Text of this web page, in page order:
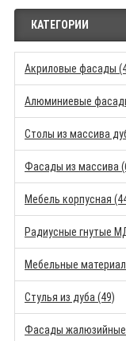
КАТЕГОРИИ
Акриловые фасады
Алюминиевые
Столы из массива
Фасады из массива
Мебель корпусная
Радиусные гнутые
Мебельные
Стулья из дуба (49)
Фасады жалюзийные